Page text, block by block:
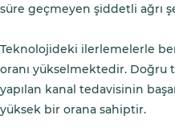
süre geçmeyen şiddetli ağrı
Teknolojideki ilerlemelerle
oranı yükselmektedir. Doğru
yapılan kanal tedavisinin
yüksek bir orana sahiptir.